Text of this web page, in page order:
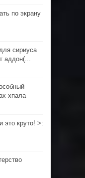
по экрану
сириуса
аддон(...
хпала
это круто! >: